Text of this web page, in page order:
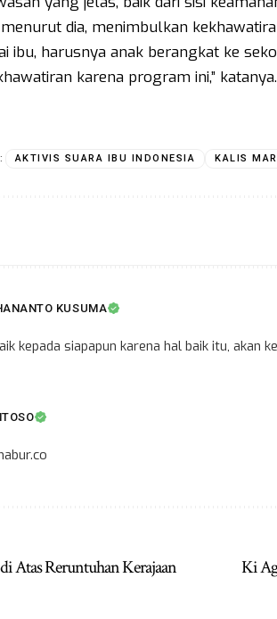
dia, menimbulkan
ibu, harusnya anak berangkat ke
karena program ini,”
AKTIVIS SUARA IBU INDONESIA KALIS
KUSUMA
kepada siapapun karena hal baik itu, akan
Atas Reruntuhan Kerajaan
Ki